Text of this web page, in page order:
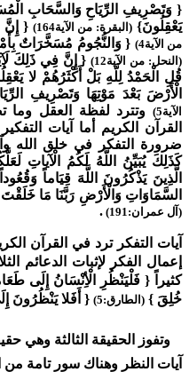
{ وَتَصْرِيفِ الرِّيَاحِ وَالسَّحَابِ
يَعْقِلُونَ} (البقرة: من الآية164) { إِنَّ
من الآية4)
{ وَالنُّجُومُ مُسَخَّرَاتٌ
(النحل: من الآية12) { إِنَّ فِي ذَلِكَ
قُلِ الْحَمْدُ لِلَّهِ بَلْ أَكْثَرُهُمْ لا
الْأَرْضَ بَعْدَ مَوْتِهَا وَتَصْرِيفِ
الآية5)
وتترد لفظة العقل وما
القرآن الكريم أما آيات
ضرورة التفكر في خلق الله
كَذَلِكَ يُبَيِّنُ اللَّهُ لَكُمُ الْآياتِ
الَّذِينَ يَذْكُرُونَ اللَّهَ قِيَاماً
السَّمَاوَاتِ وَالْأَرْضِ رَبَّنَا مَا
(آل عمران:191) .
آيات التفكر ترد في القرآن
إعمال الفكر لإثبات الدعائم
كثيراً { فَلْيَنْظُرِ الْأِنْسَانُ إِلَى
خُلِقَ } (الطارق:5) { أَفَلا يَنْظُرُونَ
وتفوز الحقيقة الثالثة وهي
آيات النظر وهناك سور تامة